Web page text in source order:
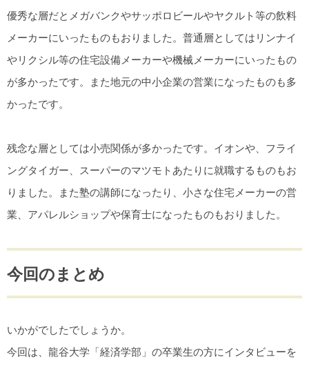
優秀な層だとメガバンクやサッポロビールやヤクルト等の飲料
メーカーにいったものもおりました。普通層としてはリンナイ
やリクシル等の住宅設備メーカーや機械メーカーにいったもの
が多かったです。また地元の中小企業の営業になったものも多
かったです。
残念な層としては小売関係が多かったです。イオンや、フライ
ングタイガー、スーパーのマツモトあたりに就職するものもお
りました。また塾の講師になったり、小さな住宅メーカーの営
業、アパレルショップや保育士になったものもおりました。
今回のまとめ
いかがでしたでしょうか。
今回は、龍谷大学「経済学部」の卒業生の方にインタビューを